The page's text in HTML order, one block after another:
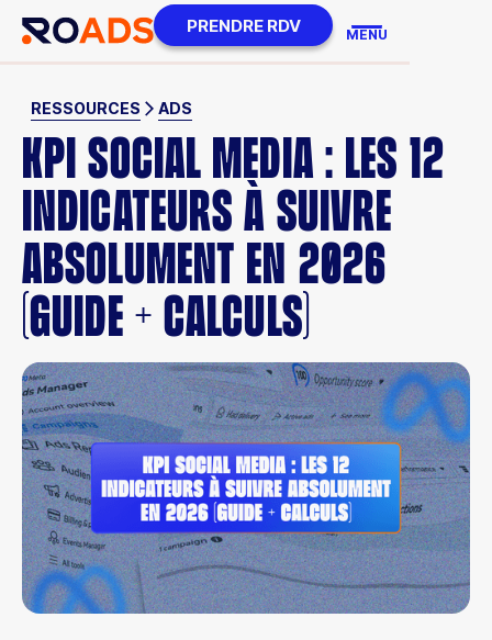
PRENDRE RDV MENU
RESSOURCES ADS
KPI SOCIAL MEDIA : LES 12
INDICATEURS À SUIVRE
ABSOLUMENT EN 2026
(GUIDE + CALCULS)